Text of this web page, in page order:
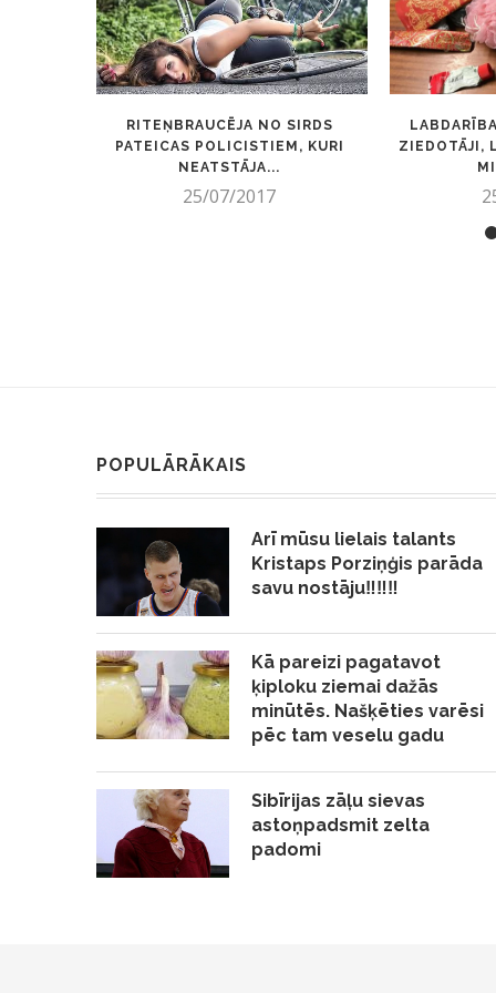
RITEŅBRAUCĒJA NO SIRDS
PATEICAS POLICISTIEM, KURI
NEATSTĀJA...
25/07/2017
ZIEDOTĀJI,
POPULĀRĀKAIS
Arī mūsu lielais talants
Kristaps Porziņģis parāda
savu nostāju‼️‼️‼️
Kā pareizi pagatavot
ķiploku ziemai dažās
minūtēs. Našķēties varēsi
pēc tam veselu gadu
Sibīrijas zāļu sievas
astoņpadsmit zelta
padomi